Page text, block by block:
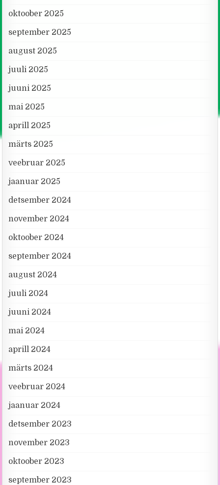
oktoober 2025
september 2025
august 2025
juuli 2025
juuni 2025
mai 2025
aprill 2025
märts 2025
veebruar 2025
jaanuar 2025
detsember 2024
november 2024
oktoober 2024
september 2024
august 2024
juuli 2024
juuni 2024
mai 2024
aprill 2024
märts 2024
veebruar 2024
jaanuar 2024
detsember 2023
november 2023
oktoober 2023
september 2023